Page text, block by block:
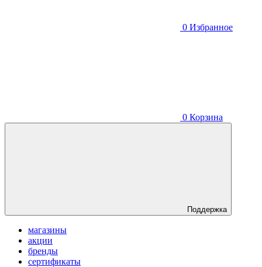
0 Избранное
0 Корзина
Поддержка
магазины
акции
бренды
сертификаты